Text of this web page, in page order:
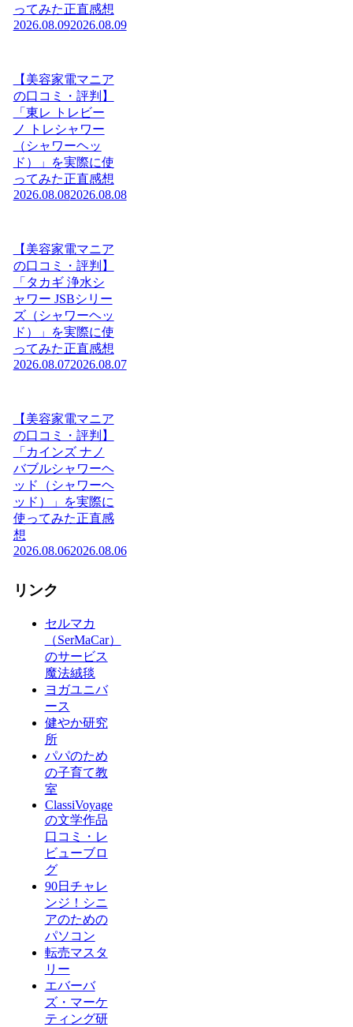
ってみた正直感想
2026.08.092026.08.09
【美容家電マニア
の口コミ・評判】
「東レ トレビー
ノ トレシャワー
（シャワーヘッ
ド）」を実際に使
ってみた正直感想
2026.08.082026.08.08
【美容家電マニア
の口コミ・評判】
「タカギ 浄水シ
ャワー JSBシリー
ズ（シャワーヘッ
ド）」を実際に使
ってみた正直感想
2026.08.072026.08.07
【美容家電マニア
の口コミ・評判】
「カインズ ナノ
バブルシャワーヘ
ッド（シャワーヘ
ッド）」を実際に
使ってみた正直感
想
2026.08.062026.08.06
リンク
セルマカ
（SerMaCar）
のサービス
魔法絨毯
ヨガユニバ
ース
健やか研究
所
パパのため
の子育て教
室
ClassiVoyage
の文学作品
口コミ・レ
ビューブロ
グ
90日チャレ
ンジ！シニ
アのための
パソコン
転売マスタ
リー
エバーバ
ズ・マーケ
ティング研